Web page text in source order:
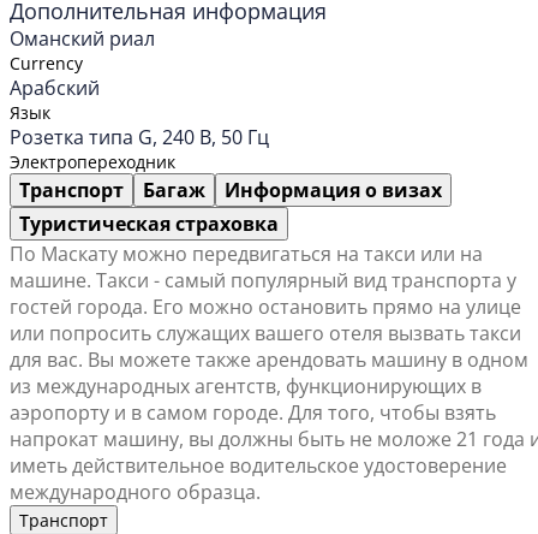
Дополнительная информация
Оманский риал
Currency
Арабский
Язык
Розетка типа G, 240 В, 50 Гц
Электропереходник
Транспорт Багаж
Информация о визах
Туристическая страховка
По Маскату можно передвигаться на такси или на
машине. Такси - самый популярный вид транспорта у
гостей города. Его можно остановить прямо на улице
или попросить служащих вашего отеля вызвать такси
для вас. Вы можете также арендовать машину в одном
из международных агентств, функционирующих в
аэропорту и в самом городе. Для того, чтобы взять
напрокат машину, вы должны быть не моложе 21 года
иметь действительное водительское удостоверение
международного образца.
Транспорт